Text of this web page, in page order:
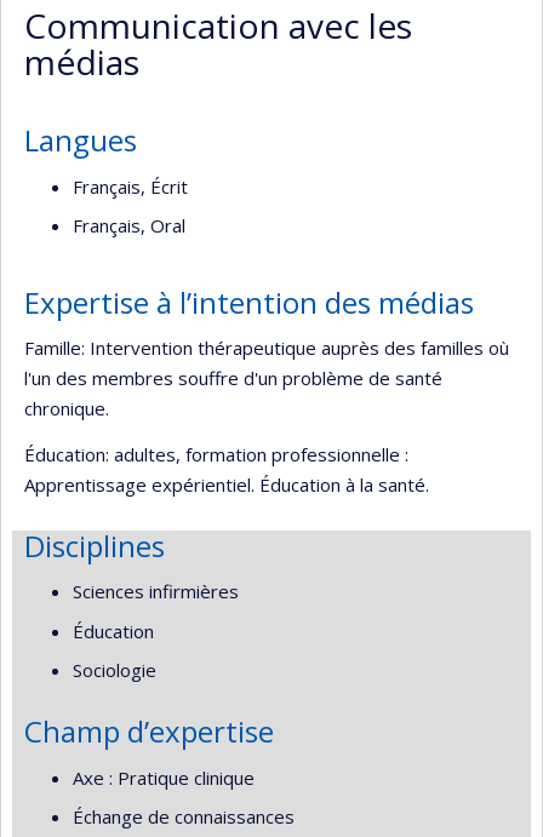
(faculté,département,école)
de
l’unité
de
Communication avec les
médias
Langues
Français, Écrit
Français, Oral
Expertise à l’intention des médias
Famille: Intervention thérapeutique auprès des familles où
l'un des membres souffre d'un problème de santé
chronique.
Éducation: adultes, formation professionnelle :
Apprentissage expérientiel. Éducation à la santé.
Disciplines
Sciences infirmières
Éducation
Sociologie
Champ d’expertise
Axe : Pratique clinique
Échange de connaissances